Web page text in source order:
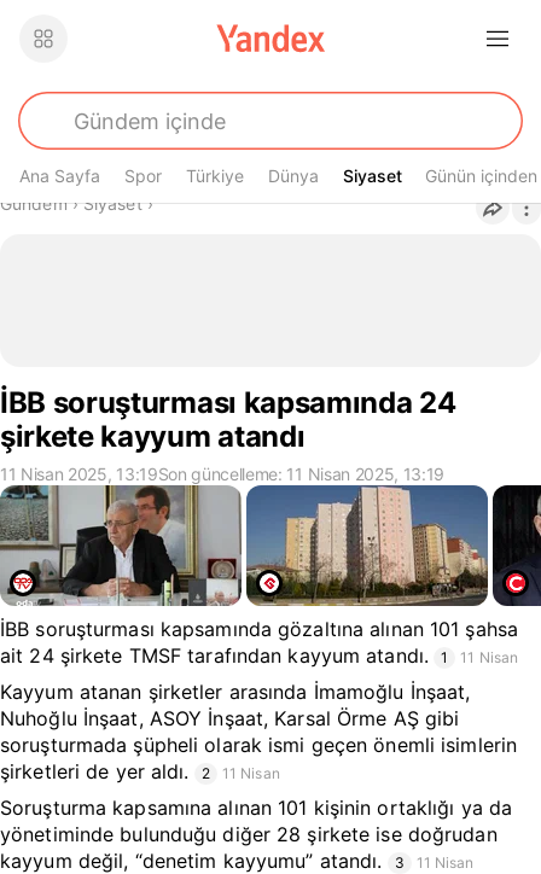
Ana Sayfa Spor Türkiye Dünya Siyaset
Siyaset Günün içinden
Buradasın
Gündem› Siyaset›
İBB soruşturması kapsamında 24
şirkete kayyum atandı
11 Nisan 2025, 13:19Son güncelleme: 11 Nisan 2025, 13:19
İBB soruşturması kapsamında gözaltına alınan 101 şahsa
ait 24 şirkete TMSF tarafından kayyum atandı.
1 11 Nisan
Kayyum atanan şirketler arasında İmamoğlu İnşaat,
Nuhoğlu İnşaat, ASOY İnşaat, Karsal Örme AŞ gibi
soruşturmada şüpheli olarak ismi geçen önemli isimlerin
şirketleri de yer aldı.
2 11 Nisan
Soruşturma kapsamına alınan 101 kişinin ortaklığı ya da
yönetiminde bulunduğu diğer 28 şirkete ise doğrudan
kayyum değil, “denetim kayyumu” atandı.
3 11 Nisan